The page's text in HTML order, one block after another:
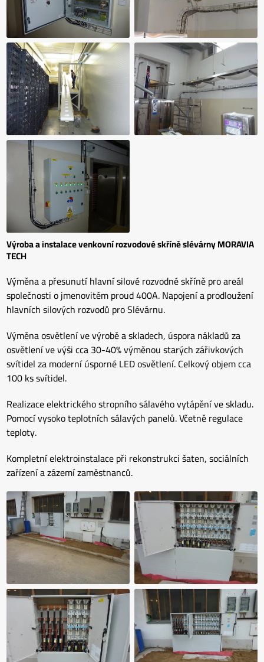
Výroba a instalace venkovní rozvodové skříně slévárny MORAVIA
TECH
Výměna a přesunutí hlavní silové rozvodné skříně pro areál
společnosti o jmenovitém proud 400A. Napojení a prodloužení
hlavních silových rozvodů pro Slévárnu.
Výměna osvětlení ve výrobě a skladech, úspora nákladů za
osvětlení ve výši cca 30-40% výměnou starých zářivkových
svítidel za moderní úsporné LED osvětlení. Celkový objem cca
100 ks svítidel.
Realizace elektrického stropního sálavého vytápění ve skladu.
Pomocí vysoko teplotních sálavých panelů. Včetně regulace
teploty.
Kompletní elektroinstalace při rekonstrukci šaten, sociálních
zařízení a zázemí zaměstnanců.